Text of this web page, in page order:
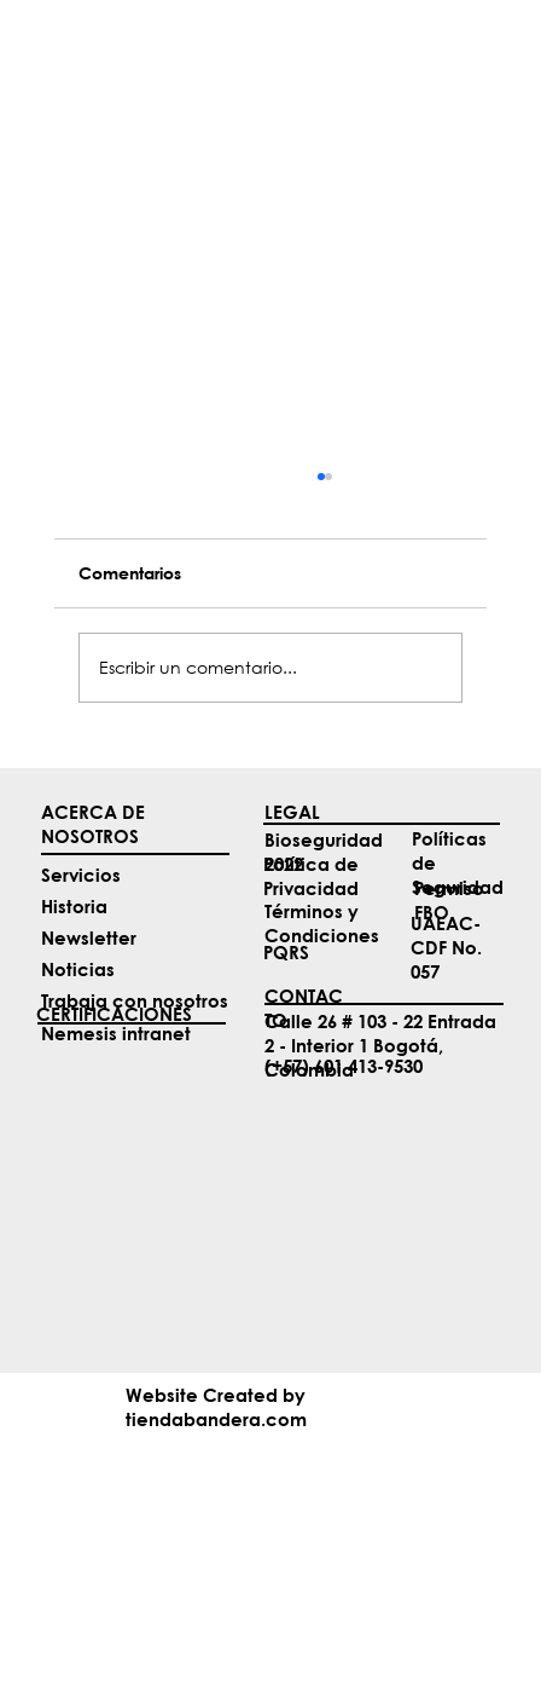
técnico y comercial a sus aeronaves
Comentarios
Escribir un comentario...
Website Created by
tiendabandera.com
Trabaja con nosotros
Noticias
Newsletter
Historia
Servicios
ACERCA DE
NOSOTROS
Nemesis intranet
LEGAL
Bioseguridad
2022
Política de
Privacidad
Términos y
Condiciones
PQRS
Políticas
de
Seguridad
Permiso
FBO
UAEAC-
CDF No.
057
CERTIFICACIONES
(+57) 601 413-9530
Calle 26 # 103 - 22 Entrada
2 - Interior 1 Bogotá,
Colombia
CONTAC
TO